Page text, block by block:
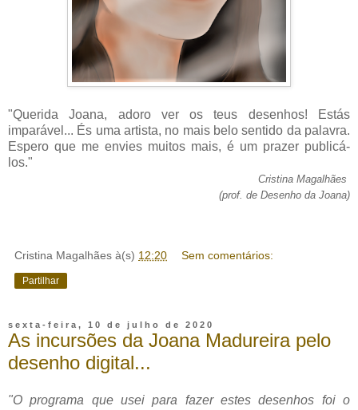
"Querida Joana, adoro ver os teus desenhos! Estás
imparável... És uma artista, no mais belo sentido da palavra.
Espero que me envies muitos mais, é um prazer publicá-
los."
Cristina Magalhães
(prof. de Desenho da Joana)
Cristina Magalhães à(s) 12:20 Sem comentários:
Partilhar
sexta-feira, 10 de julho de 2020
As incursões da Joana Madureira pelo
desenho digital...
"O programa que usei para fazer estes desenhos foi o